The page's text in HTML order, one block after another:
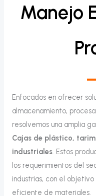
Manejo
Enfocados en ofrecer
almacenamiento,
resolvemos una amplia
Cajas de plástico,
industriales. Estos
los requerimientos del
industrias, con el
eficiente de materiales.